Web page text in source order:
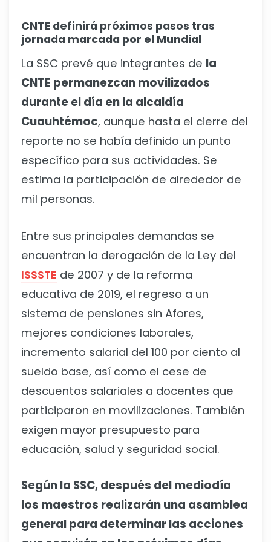
CNTE definirá próximos pasos tras
jornada marcada por el Mundial
La SSC prevé que integrantes de la
CNTE permanezcan movilizados
durante el día en la alcaldía
Cuauhtémoc, aunque hasta el cierre del
reporte no se había definido un punto
específico para sus actividades. Se
estima la participación de alrededor de
mil personas.
Entre sus principales demandas se
encuentran la derogación de la Ley del
ISSSTE de 2007 y de la reforma
educativa de 2019, el regreso a un
sistema de pensiones sin Afores,
mejores condiciones laborales,
incremento salarial del 100 por ciento al
sueldo base, así como el cese de
descuentos salariales a docentes que
participaron en movilizaciones. También
exigen mayor presupuesto para
educación, salud y seguridad social.
Según la SSC, después del mediodía
los maestros realizarán una asamblea
general para determinar las acciones